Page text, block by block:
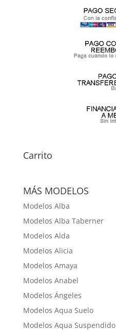
Carrito
MÁS MODELOS
Modelos Alba
Modelos Alba Taberner
Modelos Alda
Modelos Alicia
Modelos Amaya
Modelos Anabel
Modelos Ángeles
Modelos Aqua Suelo
Modelos Aqua Suspendido